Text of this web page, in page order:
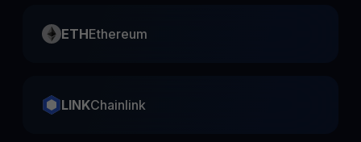
ETHEthereum
LINKChainlink